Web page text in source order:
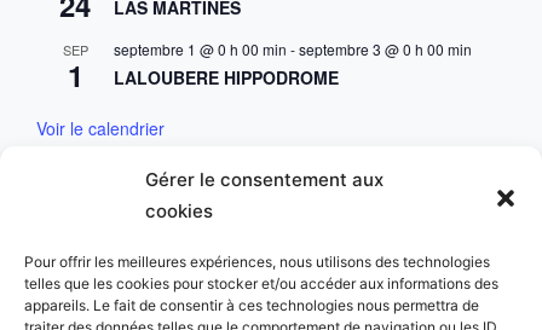
Gérer le consentement aux
cookies
Pour offrir les meilleures expériences, nous utilisons des technologies
telles que les cookies pour stocker et/ou accéder aux informations des
appareils. Le fait de consentir à ces technologies nous permettra de
LAS MARTINES
SEP
1
septembre 1 @ 0 h 00 min -septembre 3 @ 0 h 00 min
LALOUBERE HIPPODROME
Voir le calendrier
Mentions & Conditions
Charte des données personnelles